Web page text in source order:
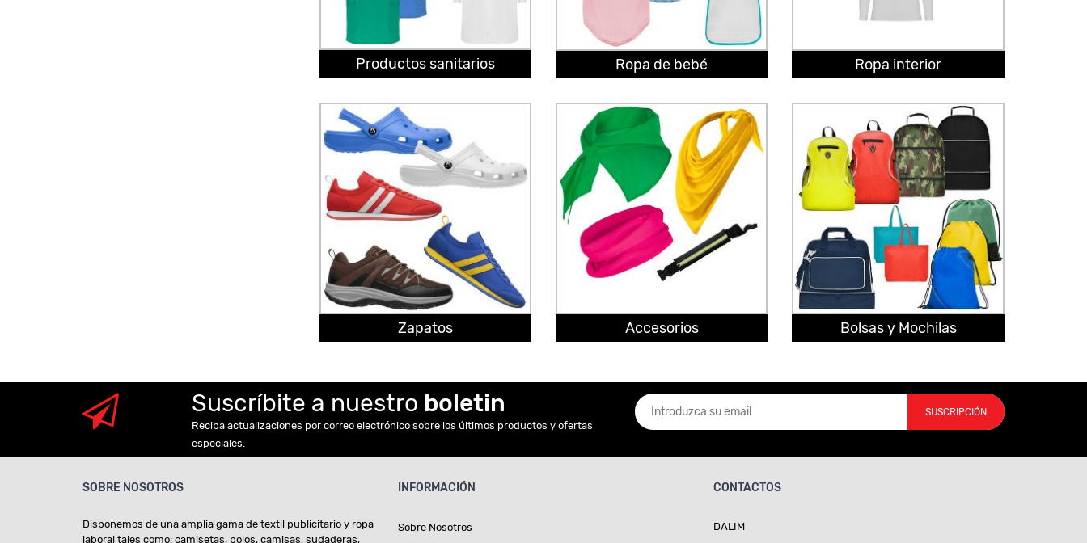
Productos sanitarios Ropa de bebé Ropa interior
Zapatos Accesorios Bolsas y Mochilas
Suscríbite a nuestro boletin
Reciba actualizaciones por correo electrónico sobre los últimos productos y ofertas
especiales.
SUSCRIPCIÓN
SOBRE NOSOTROS
Disponemos de una amplia gama de textil publicitario y ropa
laboral tales como: camisetas, polos, camisas, sudaderas,
INFORMACIÓN
Sobre Nosotros
CONTACTOS
DALIM